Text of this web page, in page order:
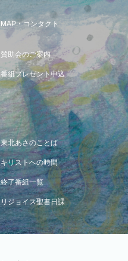
MAP・コンタクト
賛助会のご案内
番組プレゼント申込
東北あさのことば
キリストへの時間
終了番組一覧
リジョイス聖書日課